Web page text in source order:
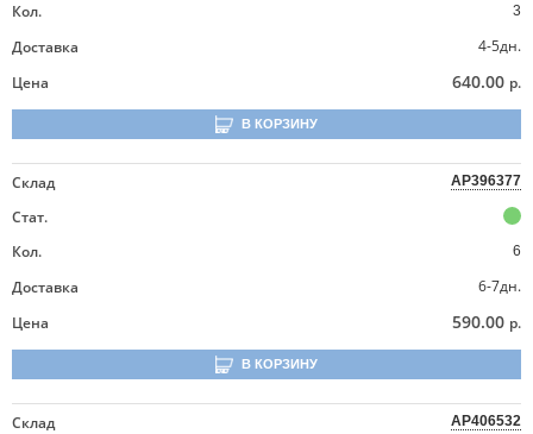
Кол.
3
Доставка
4-5дн.
Цена
640.00 р.
В КОРЗИНУ
Склад AP396377
Стат.
Кол.
6
Доставка
6-7дн.
Цена
590.00 р.
В КОРЗИНУ
Склад AP406532